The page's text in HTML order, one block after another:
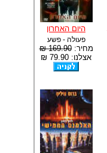
היום האחרון
פעולה - פשע
מחיר:169.90 ₪
אצלנו: 79.90 ₪